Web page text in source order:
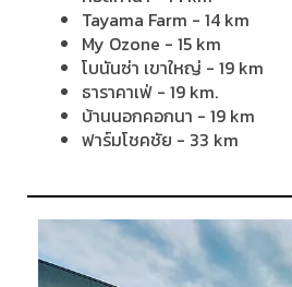
Tayama Farm - 14 km
My Ozone - 15 km
โบนันซ่า เขาใหญ่ - 19 km
ธาราคาเฟ่ - 19 km.
บ้านนอกคอกนา - 19 km
ฟาร์มโชคชัย - 33 km